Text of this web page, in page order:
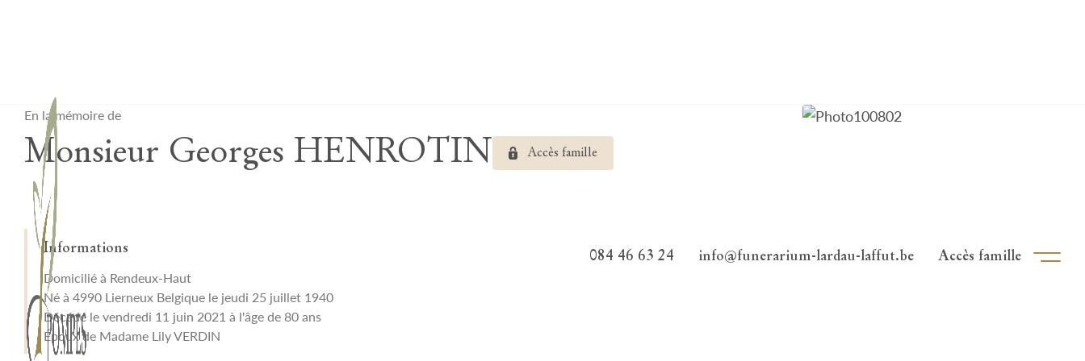
084 46 63 24 info@funerarium-lardau-laffut.be Accès famille
En la mémoire de
Monsieur Georges HENROTIN Accès famille
Informations
Domicilié à Rendeux-Haut
Né à 4990 Lierneux Belgique le jeudi 25 juillet 1940
Décédé le vendredi 11 juin 2021 à l'âge de 80 ans
Époux de Madame Lily VERDIN